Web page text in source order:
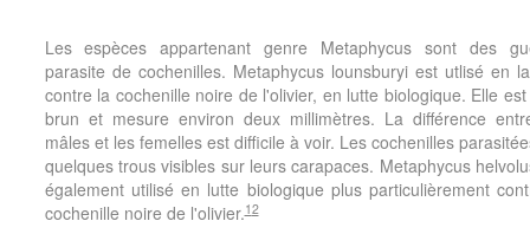
Les espèces appartenant genre Metaphycus sont des
parasite de cochenilles. Metaphycus lounsburyi est utlisé en
contre la cochenille noire de l'olivier, en lutte biologique. Elle
brun et mesure environ deux millimètres. La différence
mâles et les femelles est difficile à voir. Les cochenilles
quelques trous visibles sur leurs carapaces. Metaphycus
également utilisé en lutte biologique plus particulièrement
cochenille noire de l'olivier.12